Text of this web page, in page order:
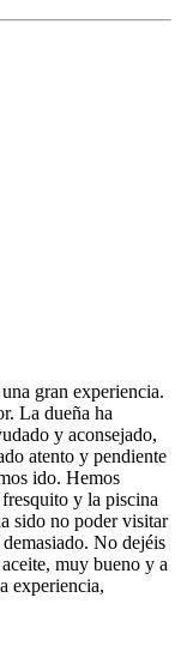
gran experiencia.
La dueña ha
y aconsejado,
atento y pendiente
ido. Hemos
fresquito y la piscina
sido no poder visitar
No dejéis
muy bueno y a
experiencia,